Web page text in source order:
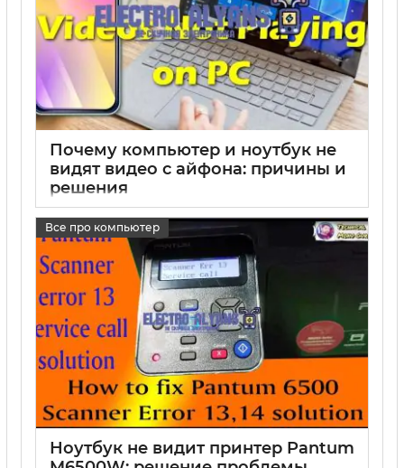
Почему компьютер и ноутбук не
видят видео с айфона: причины и
решения
Все про компьютер
Ноутбук не видит принтер Pantum